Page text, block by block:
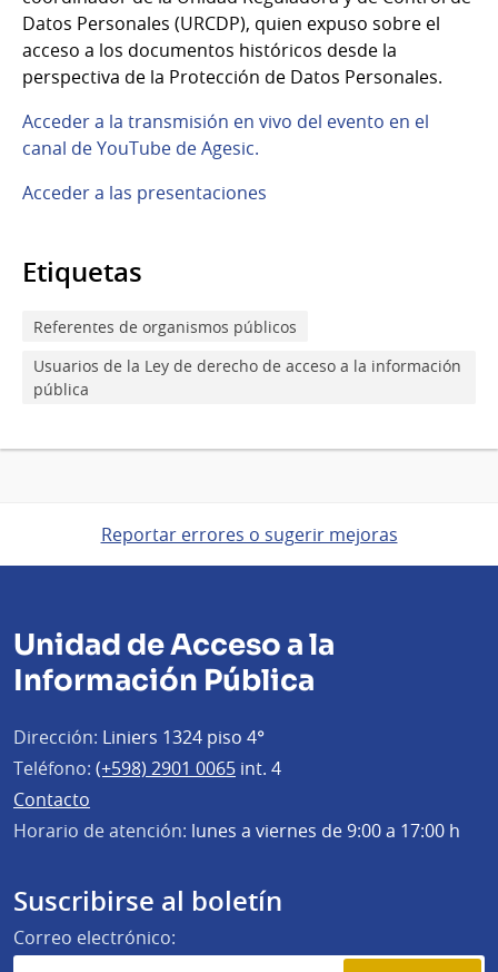
Datos Personales (URCDP), quien expuso sobre el
acceso a los documentos históricos desde la
perspectiva de la Protección de Datos Personales.
Acceder a la transmisión en vivo del evento en el
canal de YouTube de Agesic.
Acceder a las presentaciones
Etiquetas
Referentes de organismos públicos
Usuarios de la Ley de derecho de acceso a la información
pública
Reportar errores o sugerir mejoras
Unidad de Acceso a la
Información Pública
Dirección: Liniers 1324 piso 4°
Teléfono: (+598) 2901 0065 int. 4
Contacto
Horario de atención: lunes a viernes de 9:00 a 17:00 h
Suscribirse al boletín
Correo electrónico: